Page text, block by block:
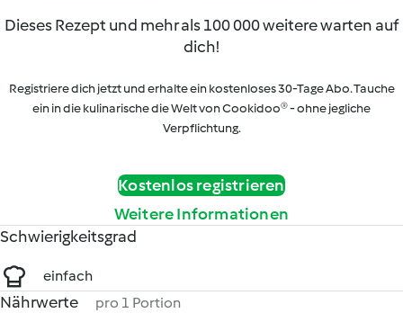
Dieses Rezept und mehr als 100 000 weitere warten auf
dich!
Registriere dich jetzt und erhalte ein kostenloses 30-Tage Abo. Tauche
ein in die kulinarische die Welt von Cookidoo® - ohne jegliche
Verpflichtung.
Kostenlos registrieren
Weitere Informationen
Schwierigkeitsgrad
einfach
Nährwerte pro 1 Portion